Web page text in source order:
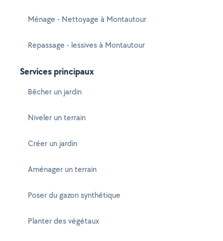
Ménage - Nettoyage à Montautour
Repassage - lessives à Montautour
Services principaux
Bêcher un jardin
Niveler un terrain
Créer un jardin
Aménager un terrain
Poser du gazon synthétique
Planter des végétaux